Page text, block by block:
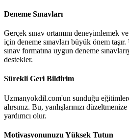
Deneme Sınavları
Gerçek sınav ortamını deneyimlemek
için deneme sınavları büyük önem
sınav formatına uygun deneme
destekler.
Sürekli Geri Bildirim
Uzmanyokdil.com'un sunduğu
alırsınız. Bu, yanlışlarınızı
yardımcı olur.
Motivasyonunuzu Yüksek Tutun